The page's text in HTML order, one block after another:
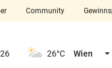
closeSchließen
Community
26°C Wien